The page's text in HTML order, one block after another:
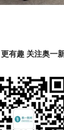
有趣 关注奥一